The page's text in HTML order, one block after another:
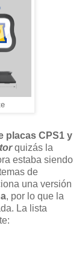
placas CPS1 y
quizás la
estaba siendo
de
una versión
, por lo que la
La lista